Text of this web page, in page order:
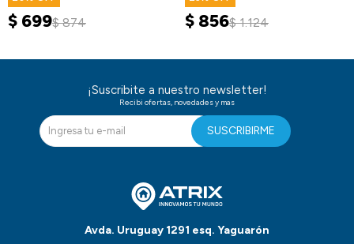
$ 699$ 874 $ 856$ 1.124
Avda. Uruguay 1291 esq. Yaguarón
¡Suscribite a nuestro newsletter!
Recibi ofertas, novedades y mas
SUSCRIBIRME